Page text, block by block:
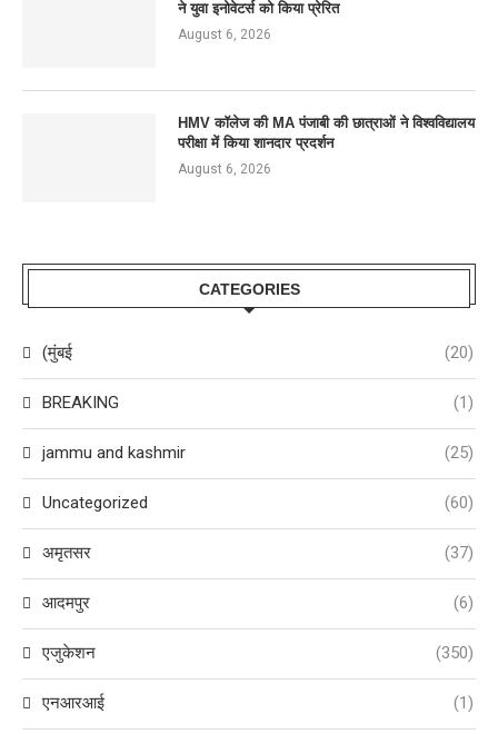
ने युवा इनोवेटर्स को किया प्रेरित
August 6, 2026
HMV कॉलेज की MA पंजाबी की छात्राओं ने विश्वविद्यालय
परीक्षा में किया शानदार प्रदर्शन
August 6, 2026
CATEGORIES
(मुंबई (20)
BREAKING (1)
jammu and kashmir (25)
Uncategorized (60)
अमृतसर (37)
आदमपुर (6)
एजुकेशन (350)
एनआरआई (1)